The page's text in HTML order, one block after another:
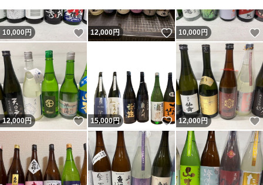
どき上手、澤屋まつもと、九平次、久保田、山田錦、白鶴
錦、居酒屋、お歳暮、御歳暮、お正月、ギフト、プレゼン
ト
10,000円 いいね！
12,000円 いいね！
10,000円
12,000円 いいね！
15,000円 いいね！
12,000円